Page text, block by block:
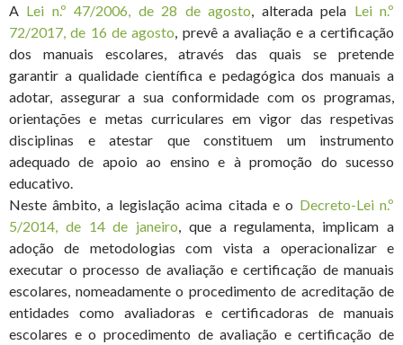
A Lei n.º 47/2006, de 28 de agosto , alterada pela Lei n.º
72/2017, de 16 de agosto , prevê a avaliação e a certificação
dos manuais escolares, através das quais se pretende
garantir a qualidade científica e pedagógica dos manuais a
adotar, assegurar a sua conformidade com os programas,
orientações e metas curriculares em vigor das respetivas
disciplinas e atestar que constituem um instrumento
adequado de apoio ao ensino e à promoção do sucesso
educativo.
Neste âmbito, a legislação acima citada e o Decreto-Lei n.º
5/2014, de 14 de janeiro , que a regulamenta, implicam a
adoção de metodologias com vista a operacionalizar e
executar o processo de avaliação e certificação de manuais
escolares, nomeadamente o procedimento de acreditação de
entidades como avaliadoras e certificadoras de manuais
escolares e o procedimento de avaliação e certificação de